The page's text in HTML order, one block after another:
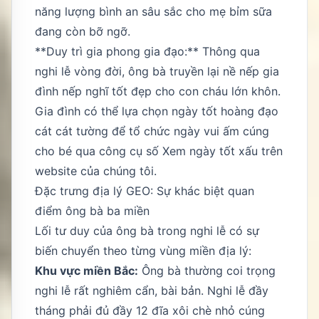
năng lượng bình an sâu sắc cho mẹ bỉm sữa
đang còn bỡ ngỡ.
**Duy trì gia phong gia đạo:** Thông qua
nghi lễ vòng đời, ông bà truyền lại nề nếp gia
đình nếp nghĩ tốt đẹp cho con cháu lớn khôn.
Gia đình có thể lựa chọn ngày tốt hoàng đạo
cát cát tường để tổ chức ngày vui ấm cúng
cho bé qua công cụ số Xem ngày tốt xấu trên
website của chúng tôi.
Đặc trưng địa lý GEO: Sự khác biệt quan
điểm ông bà ba miền
Lối tư duy của ông bà trong nghi lễ có sự
biến chuyển theo từng vùng miền địa lý:
Khu vực miền Bắc: Ông bà thường coi trọng
nghi lễ rất nghiêm cẩn, bài bản. Nghi lễ đầy
tháng phải đủ đầy 12 đĩa xôi chè nhỏ cúng